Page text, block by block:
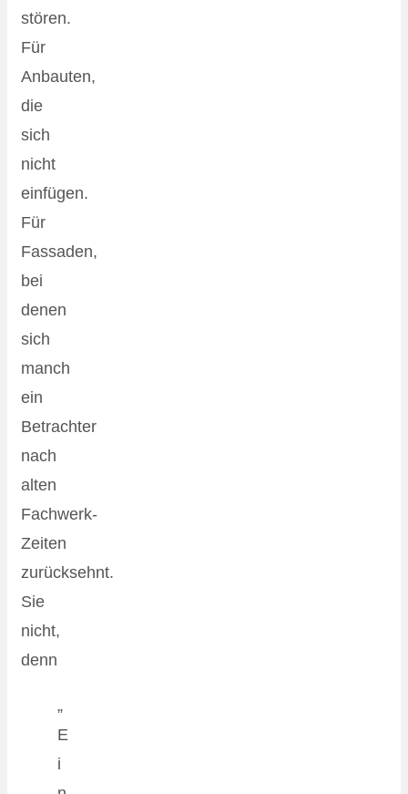
stören.
Für
Anbauten,
die
sich
nicht
einfügen.
Für
Fassaden,
bei
denen
sich
manch
ein
Betrachter
nach
alten
Fachwerk-
Zeiten
zurücksehnt.
Sie
nicht,
denn
„
E
i